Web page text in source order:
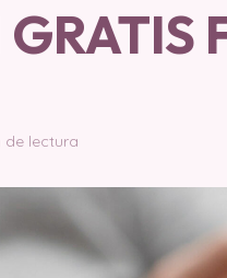
de lectura